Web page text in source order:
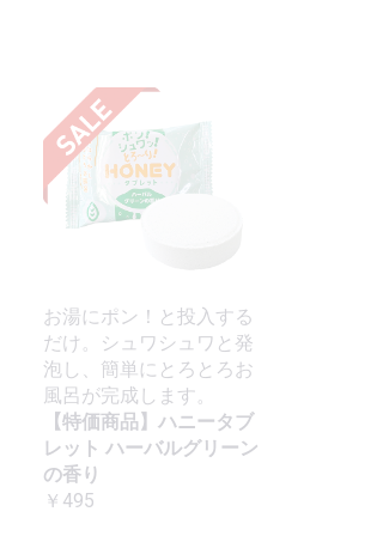
お湯にポン！と投入する
だけ。シュワシュワと発
泡し、簡単にとろとろお
風呂が完成します。
【特価商品】ハニータブ
レット ハーバルグリーン
の香り
￥495